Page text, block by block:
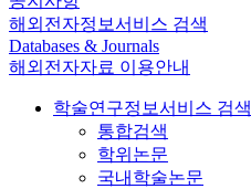
해외전자정보서비스 검색
Databases & Journals
해외전자자료 이용안내
학술연구정보서비스 검색
통합검색
학위논문
국내학술논문